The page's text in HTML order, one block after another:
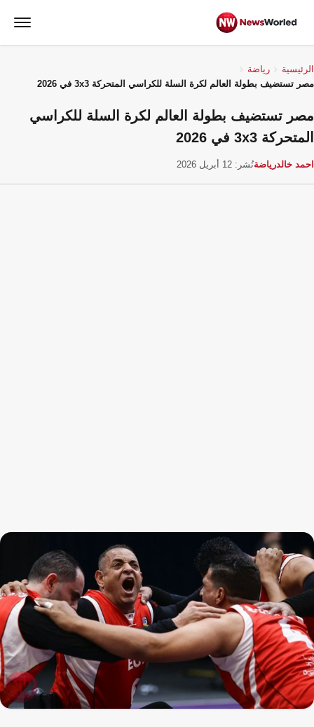
الرئيسية
رياضة
مصر تستضيف بطولة العالم لكرة السلة للكراسي المتحركة 3x3 في 2026
مصر تستضيف بطولة العالم لكرة السلة للكراسي
المتحركة 3x3 في 2026
احمد خالدرياضةنُشر: 12 أبريل 2026